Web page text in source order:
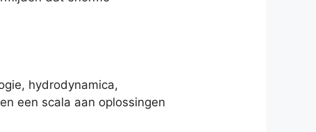
hydrodynamica,
een scala aan oplossingen